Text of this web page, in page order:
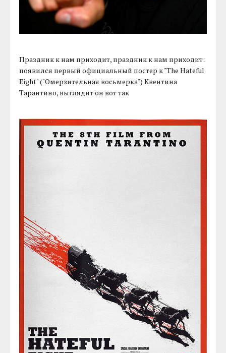
Праздник к нам приходит, праздник к нам приходит:
появился первый официальный постер к "The Hateful
Eight" ("Омерзительная восьмерка") Квентина
Тарантино, выглядит он вот так